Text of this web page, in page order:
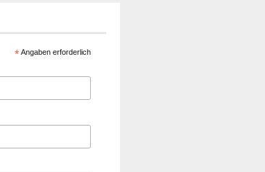
*Angaben erforderlich